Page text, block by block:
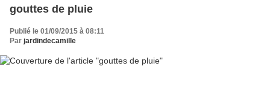
gouttes de pluie
Publié le 01/09/2015 à 08:11
Par jardindecamille